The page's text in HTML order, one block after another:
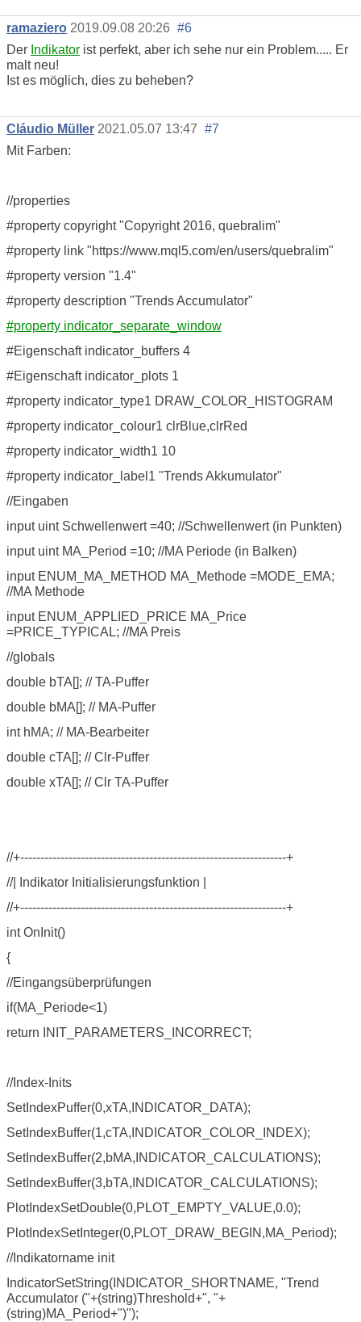
ramaziero 2019.09.08 20:26 #6
Der Indikator ist perfekt, aber ich sehe nur ein Problem..... Er
malt neu!
Ist es möglich, dies zu beheben?
Cláudio Müller 2021.05.07 13:47 #7
Mit Farben:
//properties
#property copyright "Copyright 2016, quebralim"
#property link "https://www.mql5.com/en/users/quebralim"
#property version "1.4"
#property description "Trends Accumulator"
#property indicator_separate_window
#Eigenschaft indicator_buffers 4
#Eigenschaft indicator_plots 1
#property indicator_type1 DRAW_COLOR_HISTOGRAM
#property indicator_colour1 clrBlue,clrRed
#property indicator_width1 10
#property indicator_label1 "Trends Akkumulator"
//Eingaben
input uint Schwellenwert =40; //Schwellenwert (in Punkten)
input uint MA_Period =10; //MA Periode (in Balken)
input ENUM_MA_METHOD MA_Methode =MODE_EMA;
//MA Methode
input ENUM_APPLIED_PRICE MA_Price
=PRICE_TYPICAL; //MA Preis
//globals
double bTA[]; // TA-Puffer
double bMA[]; // MA-Puffer
int hMA; // MA-Bearbeiter
double cTA[]; // Clr-Puffer
double xTA[]; // Clr TA-Puffer
//+------------------------------------------------------------------+
//| Indikator Initialisierungsfunktion |
//+------------------------------------------------------------------+
int OnInit()
{
//Eingangsüberprüfungen
if(MA_Periode<1)
return INIT_PARAMETERS_INCORRECT;
//Index-Inits
SetIndexPuffer(0,xTA,INDICATOR_DATA);
SetIndexBuffer(1,cTA,INDICATOR_COLOR_INDEX);
SetIndexBuffer(2,bMA,INDICATOR_CALCULATIONS);
SetIndexBuffer(3,bTA,INDICATOR_CALCULATIONS);
PlotIndexSetDouble(0,PLOT_EMPTY_VALUE,0.0);
PlotIndexSetInteger(0,PLOT_DRAW_BEGIN,MA_Period);
//Indikatorname init
IndicatorSetString(INDICATOR_SHORTNAME, "Trend
Accumulator ("+(string)Threshold+", "+
(string)MA_Period+")");